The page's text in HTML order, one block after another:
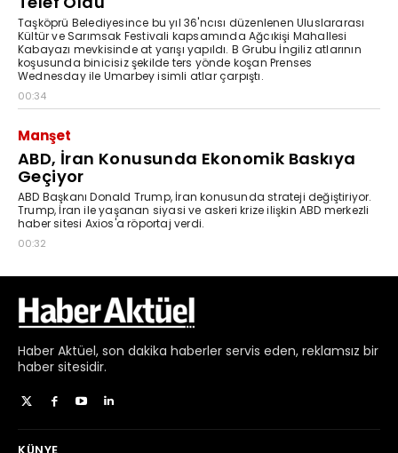
Haber Aktüel, son dakika haberler servis eden, reklamsız bir
haber sitesidir.